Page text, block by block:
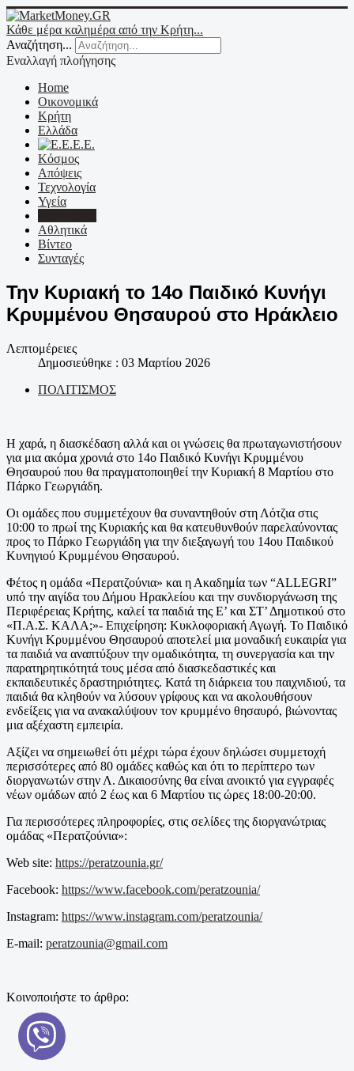
Κάθε μέρα καλημέρα από την Κρήτη...
Αναζήτηση...
Εναλλαγή πλοήγησης
Home
Οικονομικά
Κρήτη
Ελλάδα
Ε.Ε.
Κόσμος
Απόψεις
Τεχνολογία
Υγεία
Αθλητικά
Βίντεο
Συνταγές
Την Κυριακή το 14ο Παιδικό Κυνήγι
Κρυμμένου Θησαυρού στο Ηράκλειο
Λεπτομέρειες
Δημοσιεύθηκε : 03 Μαρτίου 2026
ΠΟΛΙΤΙΣΜΟΣ
Η χαρά, η διασκέδαση αλλά και οι γνώσεις θα πρωταγωνιστήσουν
για μια ακόμα χρονιά στο 14ο Παιδικό Κυνήγι Κρυμμένου
Θησαυρού που θα πραγματοποιηθεί την Κυριακή 8 Μαρτίου στο
Πάρκο Γεωργιάδη.
Οι ομάδες που συμμετέχουν θα συναντηθούν στη Λότζια στις
10:00 το πρωί της Κυριακής και θα κατευθυνθούν παρελαύνοντας
προς το Πάρκο Γεωργιάδη για την διεξαγωγή του 14ου Παιδικού
Κυνηγιού Κρυμμένου Θησαυρού.
Φέτος η ομάδα «Περατζούνια» και η Ακαδημία των “ALLEGRI”
υπό την αιγίδα του Δήμου Ηρακλείου και την συνδιοργάνωση της
Περιφέρειας Κρήτης, καλεί τα παιδιά της Ε’ και ΣΤ’ Δημοτικού στο
«Π.Α.Σ. ΚΑΛΑ;»- Επιχείρηση: Κυκλοφοριακή Αγωγή. Το Παιδικό
Κυνήγι Κρυμμένου Θησαυρού αποτελεί μια μοναδική ευκαιρία για
τα παιδιά να αναπτύξουν την ομαδικότητα, τη συνεργασία και την
παρατηρητικότητά τους μέσα από διασκεδαστικές και
εκπαιδευτικές δραστηριότητες. Κατά τη διάρκεια του παιχνιδιού, τα
παιδιά θα κληθούν να λύσουν γρίφους και να ακολουθήσουν
ενδείξεις για να ανακαλύψουν τον κρυμμένο θησαυρό, βιώνοντας
μια αξέχαστη εμπειρία.
Αξίζει να σημειωθεί ότι μέχρι τώρα έχουν δηλώσει συμμετοχή
περισσότερες από 80 ομάδες καθώς και ότι το περίπτερο των
διοργανωτών στην Λ. Δικαιοσύνης θα είναι ανοικτό για εγγραφές
νέων ομάδων από 2 έως και 6 Μαρτίου τις ώρες 18:00-20:00.
Για περισσότερες πληροφορίες, στις σελίδες της διοργανώτριας
ομάδας «Περατζούνια»:
Web site: https://peratzounia.gr/
Facebook: https://www.facebook.com/peratzounia/
Instagram: https://www.instagram.com/peratzounia/
E-mail: peratzounia@gmail.com
Κοινοποιήστε το άρθρο: